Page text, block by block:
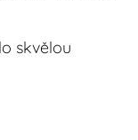
skvělou